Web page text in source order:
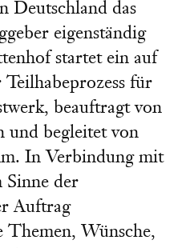
Deutschland das
eigenständig
startet ein auf
Teilhabeprozess für
beauftragt von
und begleitet von
In Verbindung mit
Sinne der
Auftrag
Themen, Wünsche,